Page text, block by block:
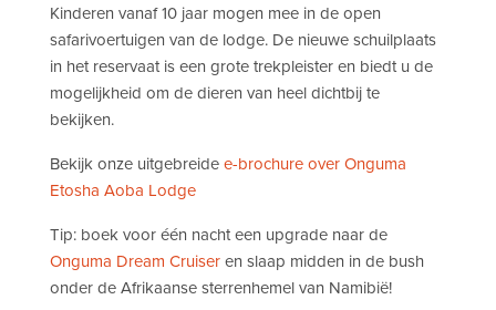
Kinderen vanaf 10 jaar mogen mee in de open
safarivoertuigen van de lodge. De nieuwe schuilplaats
in het reservaat is een grote trekpleister en biedt u de
mogelijkheid om de dieren van heel dichtbij te
bekijken.
Bekijk onze uitgebreidee-brochure over Onguma
Etosha Aoba Lodge
Tip: boek voor één nacht een upgrade naar de
Onguma Dream Cruiseren slaap midden in de bush
onder de Afrikaanse sterrenhemel van Namibië!